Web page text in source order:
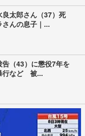
太郎さん（37）死
んの息子｜...
（43）に懲役7年を
行など 被...